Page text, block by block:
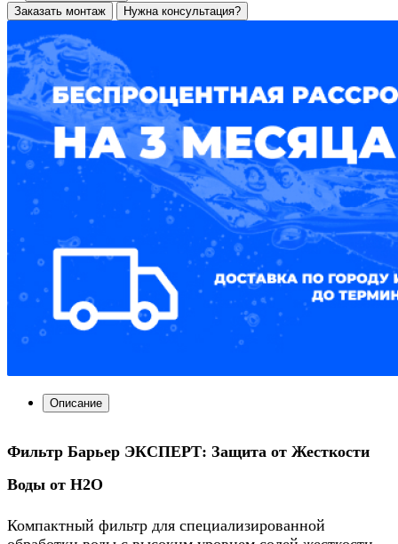
Заказать монтаж
Нужна консультация?
Описание
Фильтр Барьер ЭКСПЕРТ: Защита от Жесткости
Воды от Н2О
Компактный фильтр для специализированной